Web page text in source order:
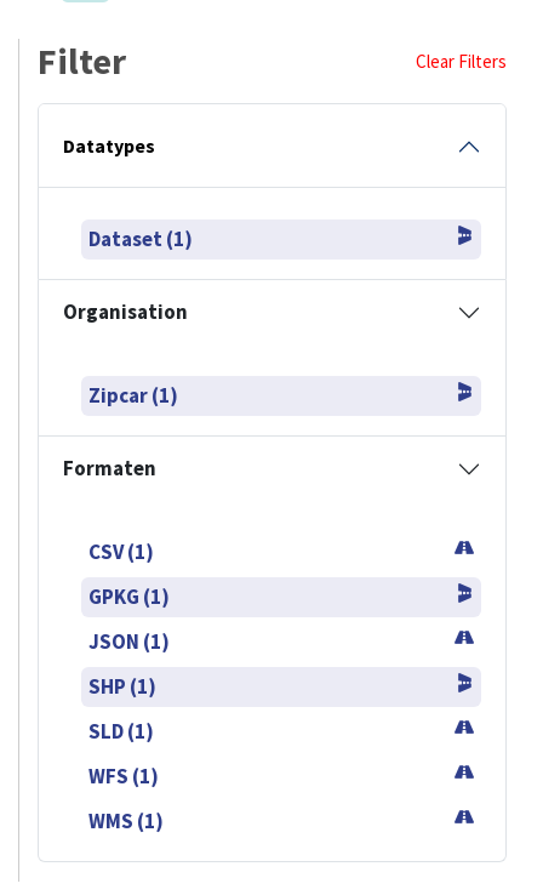
Filter Clear Filters
Datatypes
Dataset (1)
Organisation
Zipcar (1)
Formaten
CSV (1)
GPKG (1)
JSON (1)
SHP (1)
SLD (1)
WFS (1)
WMS (1)